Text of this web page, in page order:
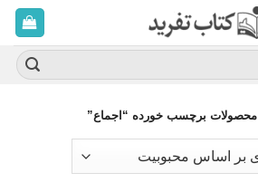
محصولات برچسب خورده “اجماع”